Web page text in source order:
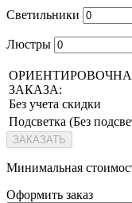
Светильники
Люстры
ЗАКАЗА:
Без учета скидки
Подсветка (Без
ЗАКАЗАТЬ
Минимальная
Оформить заказ